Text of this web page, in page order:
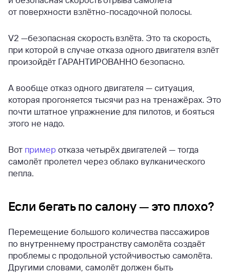
от поверхности взлётно-посадочной полосы.
V2 —безопасная скорость взлёта. Это та скорость,
при которой в случае отказа одного двигателя взлёт
произойдёт ГАРАНТИРОВАННО безопасно.
А вообще отказ одного двигателя — ситуация,
которая прогоняется тысячи раз на тренажёрах. Это
почти штатное упражнение для пилотов, и бояться
этого не надо.
Вот примеротказа четырёх двигателей — тогда
самолёт пролетел через облако вулканического
пепла.
Если бегать по салону — это плохо?
Перемещение большого количества пассажиров
по внутреннему пространству самолёта создаёт
проблемы с продольной устойчивостью самолёта.
Другими словами, самолёт должен быть